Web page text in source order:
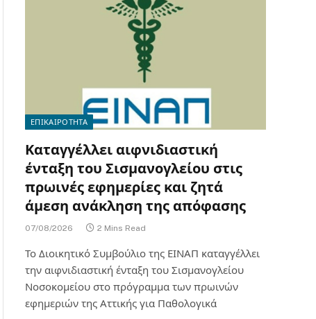
ΕΠΙΚΑΙΡΟΤΗΤΑ
Καταγγέλλει αιφνιδιαστική
ένταξη του Σισμανογλείου στις
πρωινές εφημερίες και ζητά
άμεση ανάκληση της απόφασης
07/08/2026 2 Mins Read
Το Διοικητικό Συμβούλιο της ΕΙΝΑΠ καταγγέλλει
την αιφνιδιαστική ένταξη του Σισμανογλείου
Νοσοκομείου στο πρόγραμμα των πρωινών
εφημεριών της Αττικής για Παθολογικά